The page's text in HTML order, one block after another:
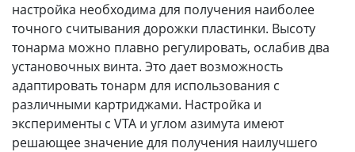
настройка необходима для получения наиболее
точного считывания дорожки пластинки. Высоту
тонарма можно плавно регулировать, ослабив два
установочных винта. Это дает возможность
адаптировать тонарм для использования с
различными картриджами. Настройка и
эксперименты с VTA и углом азимута имеют
решающее значение для получения наилучшего